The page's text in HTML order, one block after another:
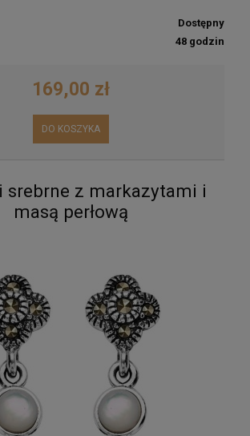
Dostępny
48 godzin
169,00 zł
DO KOSZYKA
srebrne z markazytami i
masą perłową